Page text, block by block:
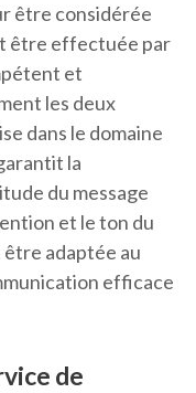
être considérée
être effectuée par
et
les deux
dans le domaine
la
du message
et le ton du
adaptée au
efficace
de